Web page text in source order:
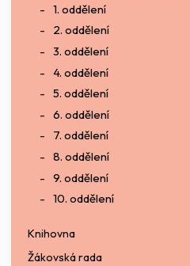
1. oddělení
2. oddělení
3. oddělení
4. oddělení
5. oddělení
6. oddělení
7. oddělení
8. oddělení
9. oddělení
10. oddělení
Knihovna
Žákovská rada